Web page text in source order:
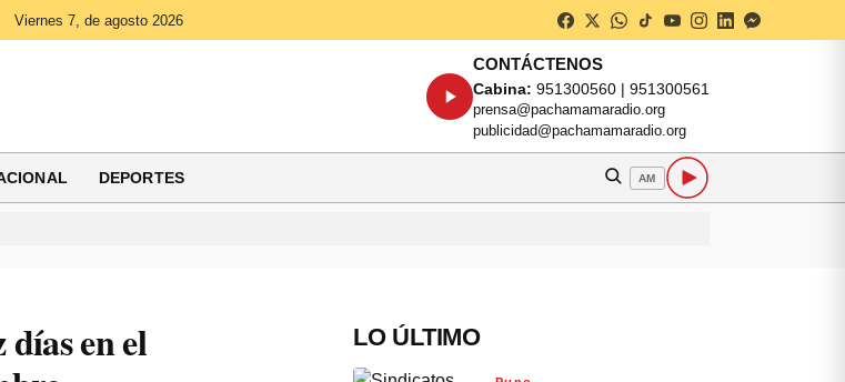
Viernes 7, de agosto 2026
CONTÁCTENOS
Cabina: 951300560 | 951300561
prensa@pachamamaradio.org
publicidad@pachamamaradio.org
DEPORTES AM
en el
LO ÚLTIMO